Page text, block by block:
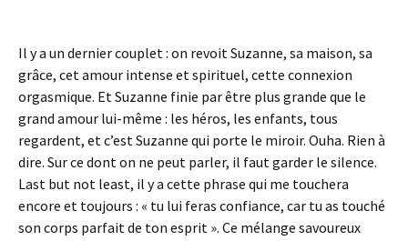
Il y a un dernier couplet : on revoit Suzanne, sa maison, sa
grâce, cet amour intense et spirituel, cette connexion
orgasmique. Et Suzanne finie par être plus grande que le
grand amour lui-même : les héros, les enfants, tous
regardent, et c’est Suzanne qui porte le miroir. Ouha. Rien à
dire. Sur ce dont on ne peut parler, il faut garder le silence.
Last but not least, il y a cette phrase qui me touchera
encore et toujours : « tu lui feras confiance, car tu as touché
son corps parfait de ton esprit ». Ce mélange savoureux